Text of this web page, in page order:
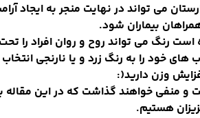
می تواند در نهایت منجر به
بیماران شود.
رنگ می تواند روح و روان افراد را تحت
خود را به رنگ زرد و یا نارنجی انتخاب
وزن دارید:)
و منفی خواهند گذاشت که در این مقاله
هستیم.